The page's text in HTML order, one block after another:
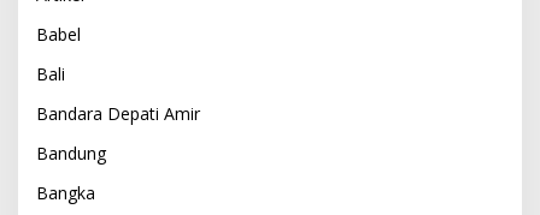
Babel
Bali
Bandara Depati Amir
Bandung
Bangka